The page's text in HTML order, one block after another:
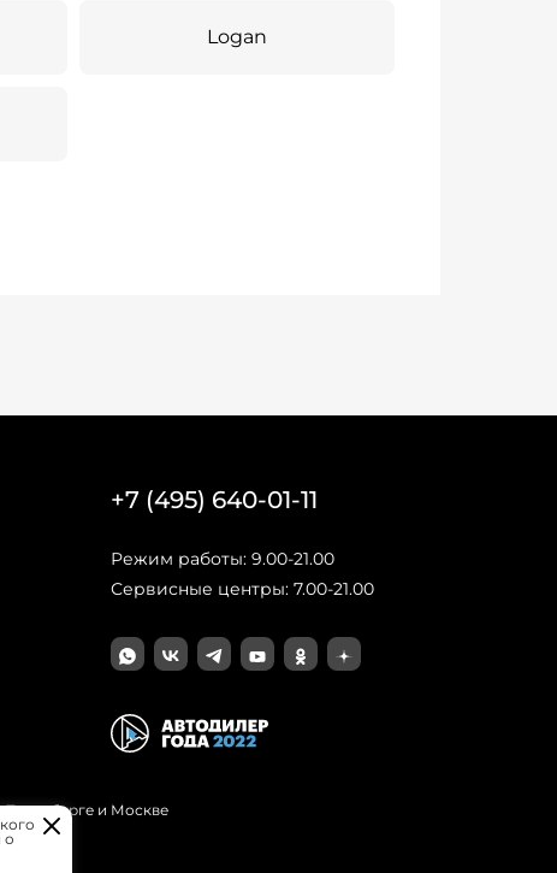
Logan
+7 (495) 640-01-11
Режим работы: 9.00-21.00
Сервисные центры: 7.00-21.00
Петербурге и Москве
о